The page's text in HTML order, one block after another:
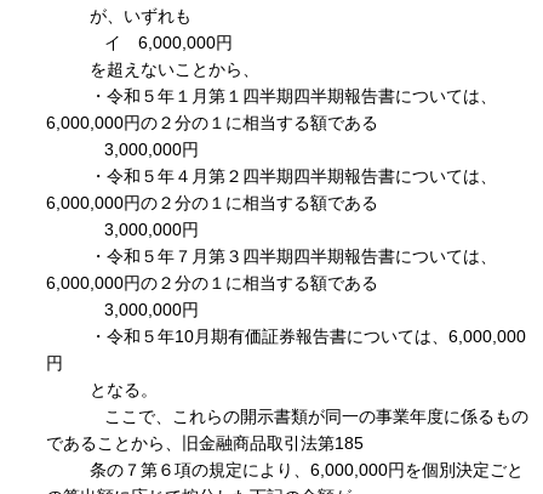
が、いずれも
イ 6,000,000円
を超えないことから、
・令和５年１月第１四半期四半期報告書については、
6,000,000円の２分の１に相当する額である
3,000,000円
・令和５年４月第２四半期四半期報告書については、
6,000,000円の２分の１に相当する額である
3,000,000円
・令和５年７月第３四半期四半期報告書については、
6,000,000円の２分の１に相当する額である
3,000,000円
・令和５年10月期有価証券報告書については、6,000,000
円
となる。
ここで、これらの開示書類が同一の事業年度に係るもの
であることから、旧金融商品取引法第185
条の７第６項の規定により、6,000,000円を個別決定ごと